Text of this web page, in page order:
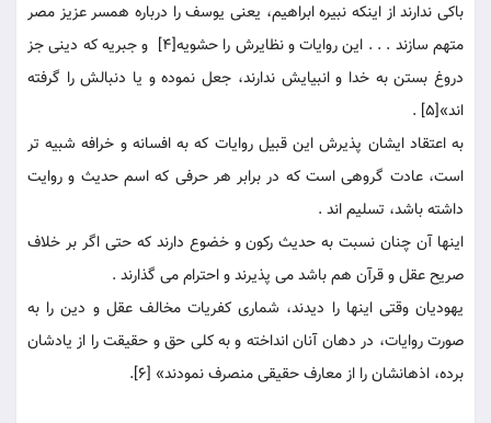
باكى ندارند از اينكه نبيره ابراهيم، يعنى يوسف را درباره همسر عزيز مصر
متهم سازند . . . اين روايات و نظايرش را حشويه[4] و جبريه كه دينى جز
دروغ بستن به خدا و انبيايش ندارند، جعل نموده و يا دنبالش را گرفته
اند»[5] .
به اعتقاد ايشان پذيرش اين قبيل روايات كه به افسانه و خرافه شبيه تر
است، عادت گروهى است كه در برابر هر حرفى كه اسم حديث و روايت
داشته باشد، تسليم اند .
اينها آن چنان نسبت به حديث ركون و خضوع دارند كه حتى اگر بر خلاف
صريح عقل و قرآن هم باشد می پذيرند و احترام می گذارند .
يهوديان وقتى اينها را ديدند، شمارى كفريات مخالف عقل و دين را به
صورت روايات، در دهان آنان انداخته و به كلى حق و حقيقت را از يادشان
برده، اذهانشان را از معارف حقيقى منصرف نمودند» [6].